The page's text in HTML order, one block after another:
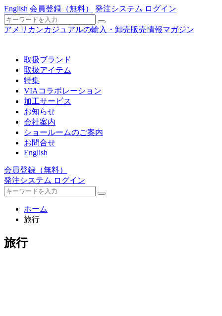
English 会員登録 （無料） 発注システム ログイン
アメリカンカジュアルの輸入・卸売販売情報マガジン
取扱ブランド
取扱アイテム
特集
VIAコラボレーション
加工サービス
お知らせ
会社案内
ショールームのご案内
お問合せ
English
会員登録 （無料）
発注システム ログイン
ホーム
旅行
旅行